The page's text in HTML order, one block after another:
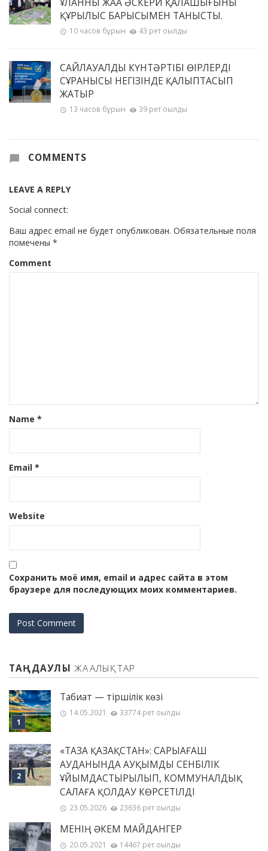
ҚҰРЫЛЫС БАРЫСЫМЕН ТАНЫСТЫ.
10 часов бұрын 43 рет оқылды
САЙЛАУАЛДЫ КҮНТӘРТІБІ ӨҢІРЛЕРДІҢ
СҰРАНЫСЫ НЕГІЗІНДЕ ҚАЛЫПТАСЫП
ЖАТЫР
13 часов бұрын 39 рет оқылды
COMMENTS
LEAVE A REPLY
Social connect:
Ваш адрес email не будет опубликован. Обязательные поля
помечены *
Comment
Name *
Email *
Website
Сохранить моё имя, email и адрес сайта в этом
браузере для последующих моих комментариев.
ТАҢДАУЛЫ ЖАҢАЛЫҚТАР
Табиғат — тіршілік көзі
14.05.2021 33774 рет оқылды
«ТАЗА ҚАЗАҚСТАН»: САРЫАҒАШ
АУДАНЫНДА АУҚЫМДЫ СЕНБІЛІК
ҰЙЫМДАСТЫРЫЛЫП, КОММУНАЛДЫҚ
САЛАҒА ҚОЛДАУ КӨРСЕТІЛДІ
23.05.2026 23636 рет оқылды
МЕНІҢ ƏКЕМ МАЙДАНГЕР
20.05.2021 14467 рет оқылды